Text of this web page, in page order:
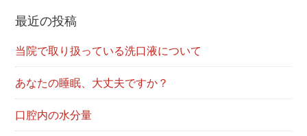
最近の投稿
当院で取り扱っている洗口液について
あなたの睡眠、大丈夫ですか？
口腔内の水分量